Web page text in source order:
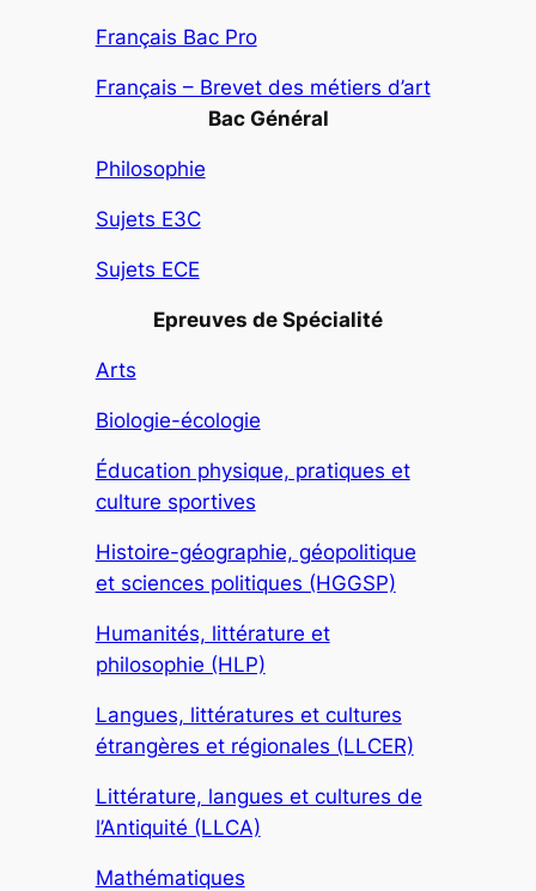
Français Bac Pro
Français – Brevet des métiers d’art
Bac Général
Philosophie
Sujets E3C
Sujets ECE
Epreuves de Spécialité
Arts
Biologie-écologie
Éducation physique, pratiques et
culture sportives
Histoire-géographie, géopolitique
et sciences politiques (HGGSP)
Humanités, littérature et
philosophie (HLP)
Langues, littératures et cultures
étrangères et régionales (LLCER)
Littérature, langues et cultures de
l’Antiquité (LLCA)
Mathématiques